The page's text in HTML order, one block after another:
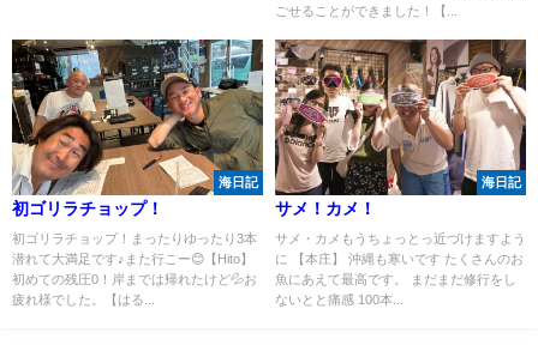
ごせることができました！【...
海日記
初ゴリラチョップ！
初ゴリラチョップ！まったりゆったり3本
潜れて大満足です♪また行こー😊【Hito】
初めての残圧0！岸までは帰れたけど💦お
疲れ様でした。【はる...
海日記
サメ！カメ！
サメ・カメもうちょっとっ近づけますよう
に 【本庄】 沖縄も寒いです たくさんのお
魚にあえて最高です。 まだまだ修行をし
ないとと痛感 100本...